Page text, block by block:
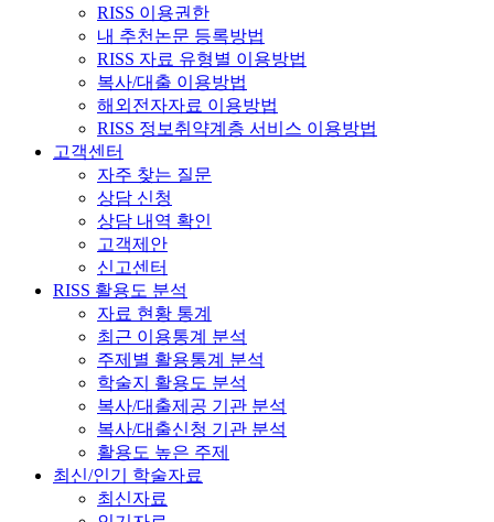
RISS 이용권한
내 추천논문 등록방법
RISS 자료 유형별 이용방법
복사/대출 이용방법
해외전자자료 이용방법
RISS 정보취약계층 서비스 이용방법
고객센터
자주 찾는 질문
상담 신청
상담 내역 확인
고객제안
신고센터
RISS 활용도 분석
자료 현황 통계
최근 이용통계 분석
주제별 활용통계 분석
학술지 활용도 분석
복사/대출제공 기관 분석
복사/대출신청 기관 분석
활용도 높은 주제
최신/인기 학술자료
최신자료